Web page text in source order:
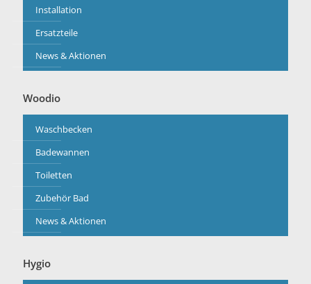
Installation
Ersatzteile
News & Aktionen
Woodio
Waschbecken
Badewannen
Toiletten
Zubehör Bad
News & Aktionen
Hygio